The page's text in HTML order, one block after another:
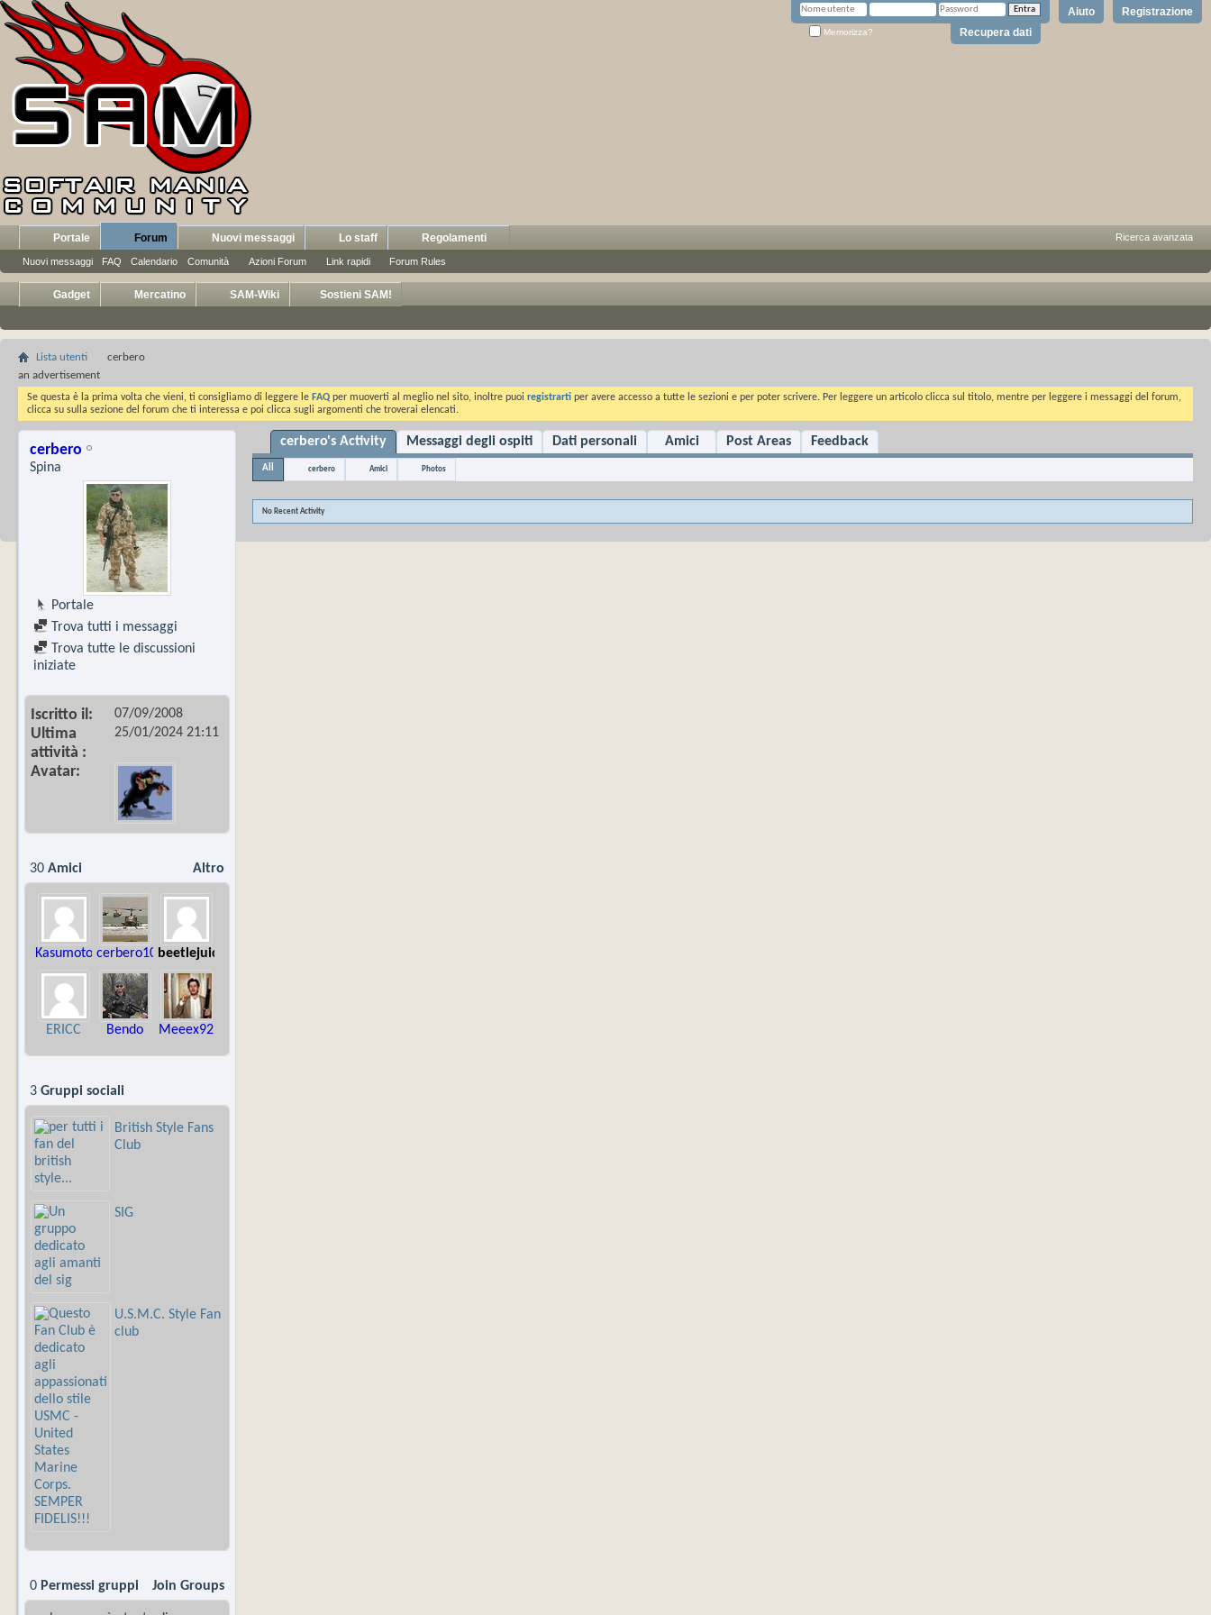
Registrazione
Aiuto
Memorizza? Recupera dati
Portale Forum
Nuovi messaggi FAQ Calendario Comunità Azioni Forum Link rapidi Forum Rules
Nuovi messaggi Lo staff Regolamenti Ricerca avanzata
Gadget Mercatino SAM-Wiki Sostieni SAM!
Lista utenti
cerbero
an advertisement
Se questa è la prima volta che vieni, ti consigliamo di leggere le FAQ per muoverti al meglio nel sito, inoltre puoi registrarti per avere accesso a tutte le sezioni e per poter scrivere. Per leggere un articolo clicca sul titolo, mentre per leggere i messaggi del forum,
clicca su sulla sezione del forum che ti interessa e poi clicca sugli argomenti che troverai elencati.
cerbero
Spina
Portale
Trova tutti i messaggi
Trova tutte le discussioni
iniziate
Iscritto il 07/09/2008
Ultima
attività
25/01/2024 21:11
Avatar
Altro
30 Amici
Kasumoto cerbero10 beetlejuice
ERICC Bendo Meeex92
3 Gruppi sociali
British Style Fans
Club
SIG
U.S.M.C. Style Fan
club
Join Groups
0 Permessi gruppi
cerbero's Activity Messaggi degli ospiti Dati personali Amici Post Areas Feedback
All cerbero Amici Photos
No Recent Activity